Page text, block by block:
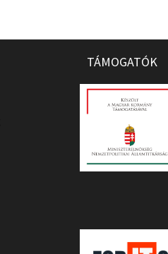
TÁMOGATÓK